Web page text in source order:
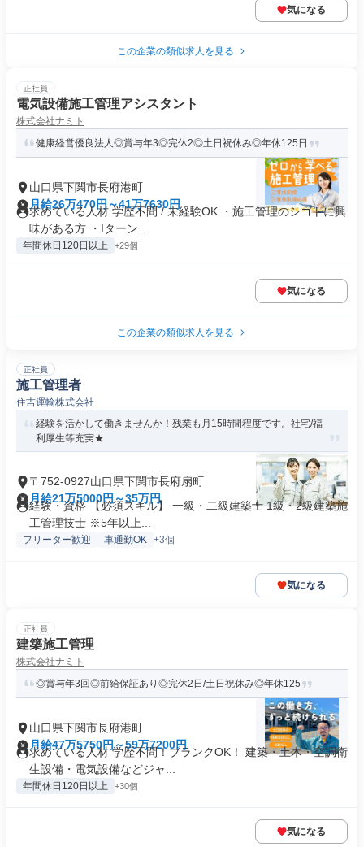
気になる
この企業の類似求人を見る
正社員
電気設備施工管理アシスタント
株式会社ナミト
健康経営優良法⼈◎賞与年3◎完休2◎土日祝休み◎年休125日
山口県下関市長府港町
月給26万470円～41万7630円
求めている人材 学歴不問 / 未経験OK ・施工管理のシゴトに興
味がある方 ・Iターン...
年間休日120日以上 +29個
気になる
この企業の類似求人を見る
正社員
施工管理者
住吉運輸株式会社
経験を活かして働きませんか！残業も月15時間程度です。社宅/福
利厚生等充実★
〒752-0927山口県下関市長府扇町
月給21万5000円～35万円
経験・資格 【必須スキル】 一級・二級建築士 1級・2級建築施
工管理技士 ※5年以上...
フリーター歓迎 車通勤OK +3個
気になる
正社員
建築施工管理
株式会社ナミト
◎賞与年3回◎前給保証あり◎完休2日/土日祝休み◎年休125
山口県下関市長府港町
月給47万5750円～59万7200円
求めている人材 学歴不問！ブランクOK！ 建築・土木・空調衛
生設備・電気設備などジャ...
年間休日120日以上 +30個
気になる